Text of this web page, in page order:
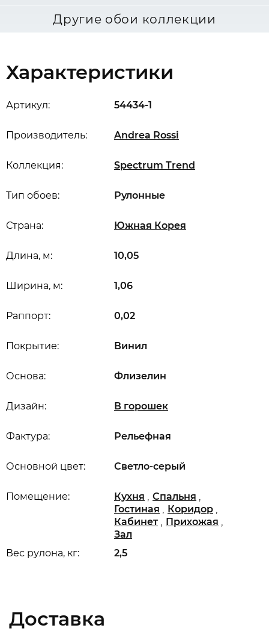
Другие обои коллекции
Характеристики
Артикул: 54434-1
Производитель: Andrea Rossi
Коллекция: Spectrum Trend
Длина, м: 10,05
Ширина, м: 1,06
Вес рулона, кг: 2,5
Раппорт: 0,02
Основной цвет: Светло-серый
Дизайн: В горошек
Основа: Флизелин
Покрытие: Винил
Помещение: Кухня , Спальня ,
Гостиная , Коридор ,
Кабинет , Прихожая ,
Зал
Страна: Южная Корея
Тип обоев: Рулонные
Фактура: Рельефная
Доставка